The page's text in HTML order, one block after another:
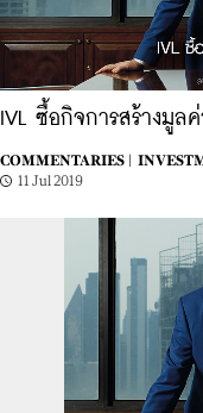
IVL ซื้อกิจการสร้างมูลค่
COMMENTARIES |
11 Jul 2019